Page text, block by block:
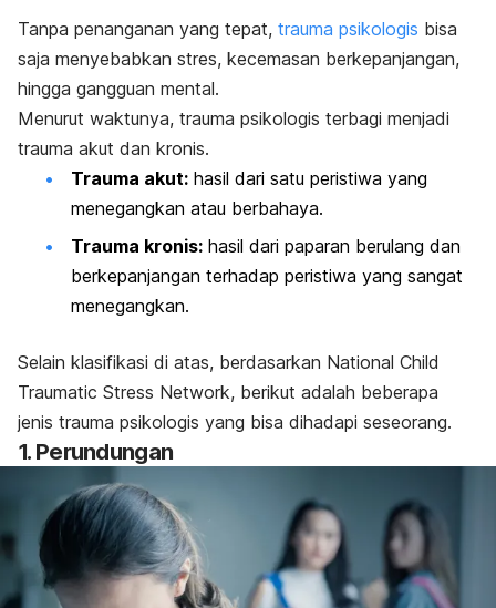
Tanpa penanganan yang tepat, trauma psikologis bisa
saja menyebabkan stres, kecemasan berkepanjangan,
hingga gangguan mental.
Menurut waktunya, trauma psikologis terbagi menjadi
trauma akut dan kronis.
Trauma akut: hasil dari satu peristiwa yang
menegangkan atau berbahaya.
Trauma kronis: hasil dari paparan berulang dan
berkepanjangan terhadap peristiwa yang sangat
menegangkan.
Selain klasifikasi di atas, berdasarkan National Child
Traumatic Stress Network, berikut adalah beberapa
jenis trauma psikologis yang bisa dihadapi seseorang.
1. Perundungan